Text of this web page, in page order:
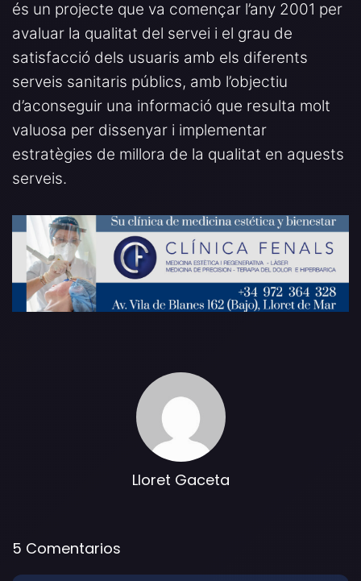
és un projecte que va començar l’any 2001 per
avaluar la qualitat del servei i el grau de
satisfacció dels usuaris amb els diferents
serveis sanitaris públics, amb l’objectiu
d’aconseguir una informació que resulta molt
valuosa per dissenyar i implementar
estratègies de millora de la qualitat en aquests
serveis.
Lloret Gaceta
5 Comentarios